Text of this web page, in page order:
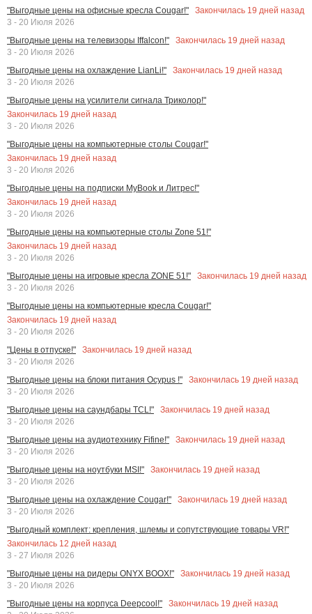
"Выгодные цены на офисные кресла Cougar!" Закончилась 19 дней назад
3 - 20 Июля 2026
"Выгодные цены на телевизоры Iffalcon!"
Закончилась 19 дней назад
3 - 20 Июля 2026
"Выгодные цены на охлаждение LianLi!"
Закончилась 19 дней назад
3 - 20 Июля 2026
"Выгодные цены на усилители сигнала Триколор!"
Закончилась 19 дней назад
3 - 20 Июля 2026
"Выгодные цены на компьютерные столы Cougar!"
Закончилась 19 дней назад
3 - 20 Июля 2026
"Выгодные цены на подписки MyBook и Литрес!"
Закончилась 19 дней назад
3 - 20 Июля 2026
"Выгодные цены на компьютерные столы Zone 51!"
Закончилась 19 дней назад
3 - 20 Июля 2026
"Выгодные цены на игровые кресла ZONE 51!"
Закончилась 19 дней назад
3 - 20 Июля 2026
"Выгодные цены на компьютерные кресла Cougar!"
Закончилась 19 дней назад
3 - 20 Июля 2026
"Цены в отпуске!"
Закончилась 19 дней назад
3 - 20 Июля 2026
"Выгодные цены на блоки питания Ocypus !"
Закончилась 19 дней назад
3 - 20 Июля 2026
"Выгодные цены на саундбары TCL!"
Закончилась 19 дней назад
3 - 20 Июля 2026
"Выгодные цены на аудиотехнику Fifine!"
Закончилась 19 дней назад
3 - 20 Июля 2026
"Выгодные цены на ноутбуки MSI!"
Закончилась 19 дней назад
3 - 20 Июля 2026
"Выгодные цены на охлаждение Cougar!"
Закончилась 19 дней назад
3 - 20 Июля 2026
"Выгодный комплект: крепления, шлемы и сопутствующие товары VR!"
Закончилась 12 дней назад
3 - 27 Июля 2026
"Выгодные цены на ридеры ONYX BOOX!"
Закончилась 19 дней назад
3 - 20 Июля 2026
"Выгодные цены на корпуса Deepcool!"
Закончилась 19 дней назад